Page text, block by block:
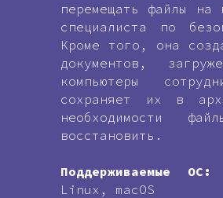
перемещать файлы на
специалиста по
Кроме того, она
документов,
компьютеры
сохраняет их в
необходимости
восстановить.
Поддерживаемые ОС:
Linux, macOS